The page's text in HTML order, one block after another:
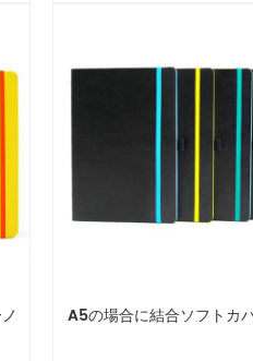
A5の場合に結合ソフトカ